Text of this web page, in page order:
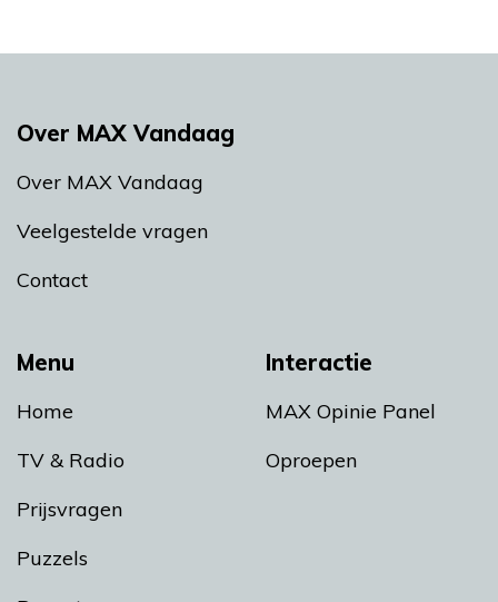
Menu
Home
TV & Radio
Prijsvragen
Puzzels
Interactie
MAX Opinie Panel
Oproepen
Over MAX Vandaag
Over MAX Vandaag
Veelgestelde vragen
Contact